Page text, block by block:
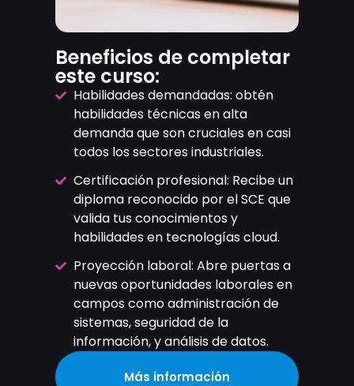
Beneficios de completar
este curso:
Habilidades demandadas: obtén
habilidades técnicas en alta
demanda que son cruciales en casi
todos los sectores industriales.
Certificación profesional: Recibe un
diploma reconocido por el SCE que
valida tus conocimientos y
habilidades en tecnologías cloud.
Proyección laboral: Abre puertas a
nuevas oportunidades laborales en
campos como administración de
sistemas, seguridad de la
información, y análisis de datos.
Más información